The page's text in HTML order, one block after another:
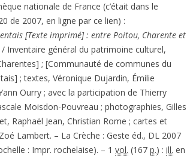
nationale de France (c’était dans le
de 2007, en ligne par ce lien) :
[Texte imprimé] : entre Poitou, Charente et
/ Inventaire général du patrimoine culturel,
; [Communauté de communes du
; textes, Véronique Dujardin, Émilie
Ourry ; avec la participation de Thierry
Moisdon-Pouvreau ; photographies, Gilles
Raphaël Jean, Christian Rome ; cartes et
Lambert. – La Crèche : Geste éd., DL 2007
: Impr. rochelaise). – 1 vol. (167 p.) : ill. en